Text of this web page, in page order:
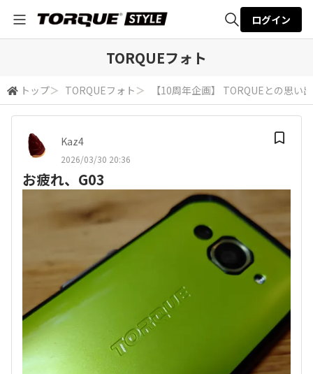
検索
ログイン
TORQUEフォト
トップ＞ TORQUEフォト ＞ 【10周年企画】 TORQUEとの思い出
Kaz4
2026/03/30 20:36
お疲れ、G03